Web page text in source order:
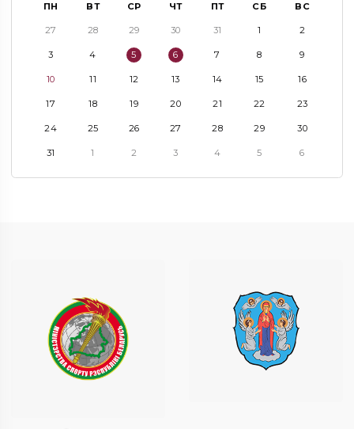
ПН ВТ СР ЧТ ПТ СБ ВС
27 28 29 30 31 1 2
3 4 5 6 7 8 9
10 11 12 13 14 15 16
17 18 19 20 21 22 23
24 25 26 27 28 29 30
31 1 2 3 4 5 6